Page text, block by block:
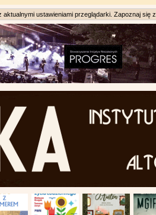
ustawieniami przeglądarki. Zapoznaj się z